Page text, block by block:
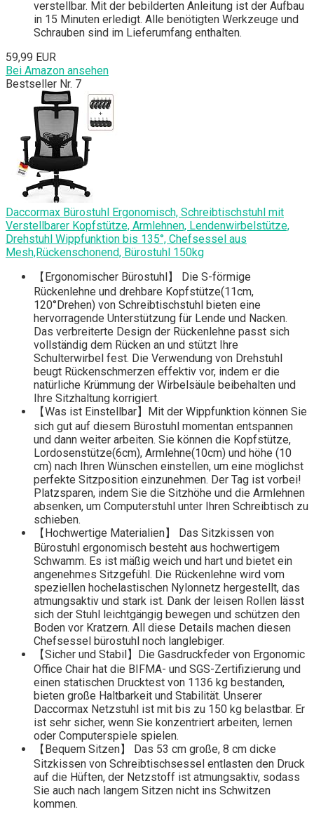
verstellbar. Mit der bebilderten Anleitung ist der Aufbau
in 15 Minuten erledigt. Alle benötigten Werkzeuge und
Schrauben sind im Lieferumfang enthalten.
59,99 EUR
Bei Amazon ansehen
Bestseller Nr. 7
Daccormax Bürostuhl Ergonomisch, Schreibtischstuhl mit
Verstellbarer Kopfstütze, Armlehnen, Lendenwirbelstütze,
Drehstuhl Wippfunktion bis 135°, Chefsessel aus
Mesh,Rückenschonend, Bürostuhl 150kg
【Ergonomischer Bürostuhl】 Die S-förmige
Rückenlehne und drehbare Kopfstütze(11cm,
120°Drehen) von Schreibtischstuhl bieten eine
hervorragende Unterstützung für Lende und Nacken.
Das verbreiterte Design der Rückenlehne passt sich
vollständig dem Rücken an und stützt Ihre
Schulterwirbel fest. Die Verwendung von Drehstuhl
beugt Rückenschmerzen effektiv vor, indem er die
natürliche Krümmung der Wirbelsäule beibehalten und
Ihre Sitzhaltung korrigiert.
【Was ist Einstellbar】Mit der Wippfunktion können Sie
sich gut auf diesem Bürostuhl momentan entspannen
und dann weiter arbeiten. Sie können die Kopfstütze,
Lordosenstütze(6cm), Armlehne(10cm) und höhe (10
cm) nach Ihren Wünschen einstellen, um eine möglichst
perfekte Sitzposition einzunehmen. Der Tag ist vorbei!
Platzsparen, indem Sie die Sitzhöhe und die Armlehnen
absenken, um Computerstuhl unter Ihren Schreibtisch zu
schieben.
【Hochwertige Materialien】 Das Sitzkissen von
Bürostuhl ergonomisch besteht aus hochwertigem
Schwamm. Es ist mäßig weich und hart und bietet ein
angenehmes Sitzgefühl. Die Rückenlehne wird vom
speziellen hochelastischen Nylonnetz hergestellt, das
atmungsaktiv und stark ist. Dank der leisen Rollen lässt
sich der Stuhl leichtgängig bewegen und schützen den
Boden vor Kratzern. All diese Details machen diesen
Chefsessel bürostuhl noch langlebiger.
【Sicher und Stabil】Die Gasdruckfeder von Ergonomic
Office Chair hat die BIFMA- und SGS-Zertifizierung und
einen statischen Drucktest von 1136 kg bestanden,
bieten große Haltbarkeit und Stabilität. Unserer
Daccormax Netzstuhl ist mit bis zu 150 kg belastbar. Er
ist sehr sicher, wenn Sie konzentriert arbeiten, lernen
oder Computerspiele spielen.
【Bequem Sitzen】 Das 53 cm große, 8 cm dicke
Sitzkissen von Schreibtischsessel entlasten den Druck
auf die Hüften, der Netzstoff ist atmungsaktiv, sodass
Sie auch nach langem Sitzen nicht ins Schwitzen
kommen.